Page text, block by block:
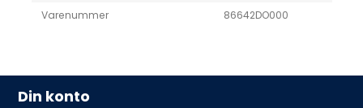
Varenummer
86642DO000
Din konto